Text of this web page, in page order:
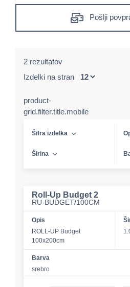
Pošlji
2 rezultatov
Izdelki na stran
product-
grid.filter.title.mobile
Šifra izdelka
Širina
Roll-Up Budget 2
RU-BUDGET/100CM
Opis
ROLL-UP Budget
100x200cm
Barva
srebro